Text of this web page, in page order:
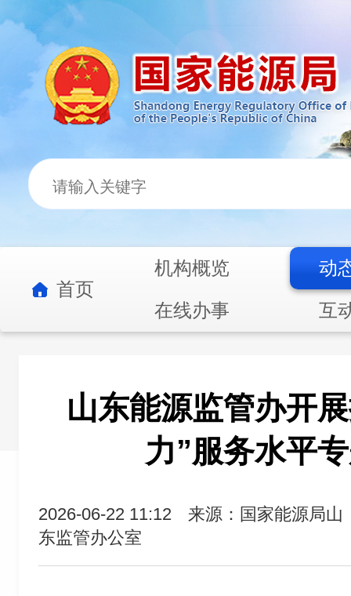
首页
机构概览
动
在线办事
互
山东能源监管办开
力”服务水平
2026-06-22 11:12
来源：国家能源局山
东监管办公室